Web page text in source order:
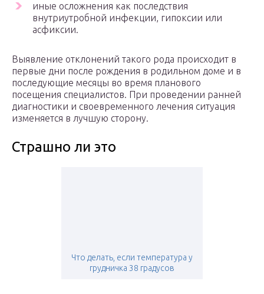
иные осложнения как последствия
внутриутробной инфекции, гипоксии или
асфиксии.
Выявление отклонений такого рода происходит в
первые дни после рождения в родильном доме и в
последующие месяцы во время планового
посещения специалистов. При проведении ранней
диагностики и своевременного лечения ситуация
изменяется в лучшую сторону.
Страшно ли это
Что делать, если температура у
грудничка 38 градусов